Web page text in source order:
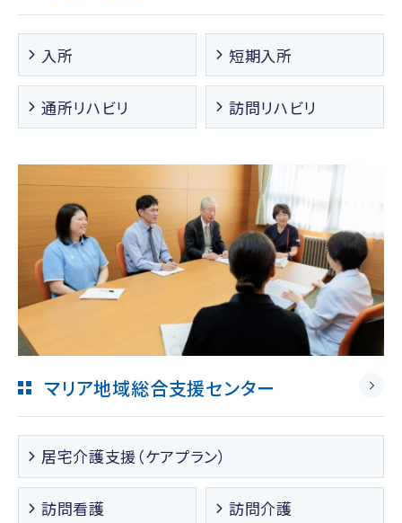
入所 短期入所
通所リハビリ 訪問リハビリ
マリア地域総合支援センター
居宅介護支援（ケアプラン）
訪問看護 訪問介護